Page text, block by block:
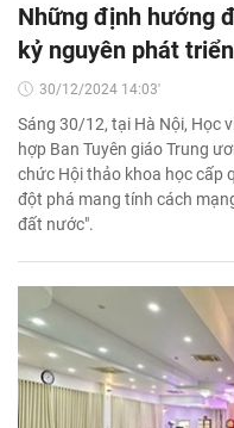
Những định hướng
kỷ nguyên phát
30/12/2024 14:03'
Sáng 30/12, tại Hà Nội, Học
hợp Ban Tuyên giáo Trung
chức Hội thảo khoa học cấp
đột phá mang tính cách
đất nước".